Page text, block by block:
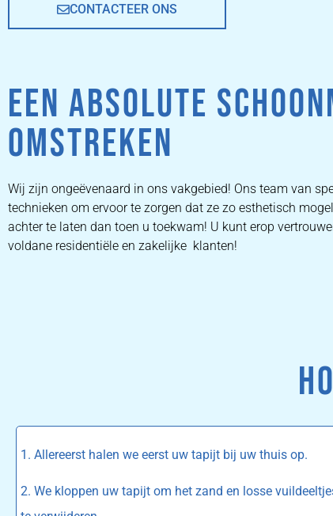
ZETEL REINIGEN DOOR
PRIJZEN
CONTACTEER ONS
EEN ABSOLUTE
OMSTREKEN
Wij zijn ongeëvenaard in ons vakgebied! Ons team van
technieken om ervoor te zorgen dat ze zo esthetisch
achter te laten dan toen u toekwam! U kunt erop
voldane residentiële en zakelijke klanten!
1. Allereerst halen we eerst uw tapijt bij uw thuis op.
2. We kloppen uw tapijt om het zand en losse